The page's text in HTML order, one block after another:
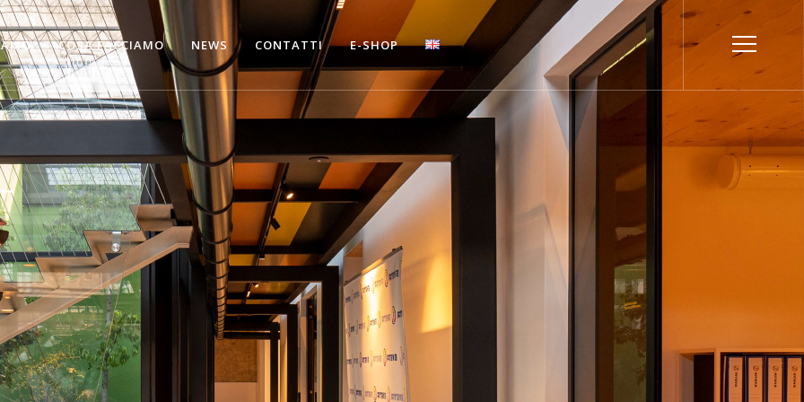
COSA FACCIAMO NEWS CONTATTI E-SHOP